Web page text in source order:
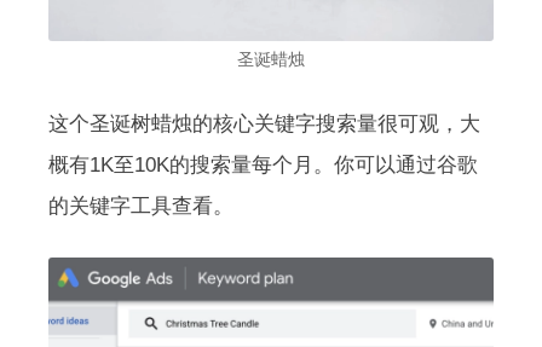
圣诞蜡烛
这个圣诞树蜡烛的核心关键字搜索量很可观，大
概有1K至10K的搜索量每个月。你可以通过谷歌
的关键字工具查看。